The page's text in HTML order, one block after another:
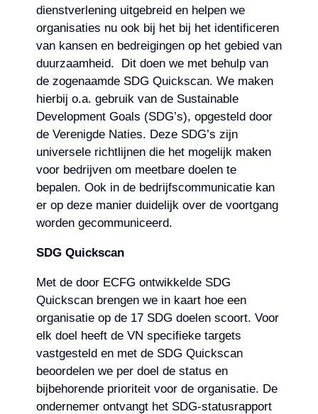
dienstverlening uitgebreid en helpen we
organisaties nu ook bij het bij het identificeren
van kansen en bedreigingen op het gebied van
duurzaamheid. Dit doen we met behulp van
de zogenaamde SDG Quickscan. We maken
hierbij o.a. gebruik van de Sustainable
Development Goals (SDG’s), opgesteld door
de Verenigde Naties. Deze SDG’s zijn
universele richtlijnen die het mogelijk maken
voor bedrijven om meetbare doelen te
bepalen. Ook in de bedrijfscommunicatie kan
er op deze manier duidelijk over de voortgang
worden gecommuniceerd.
SDG Quickscan
Met de door ECFG ontwikkelde SDG
Quickscan brengen we in kaart hoe een
organisatie op de 17 SDG doelen scoort. Voor
elk doel heeft de VN specifieke targets
vastgesteld en met de SDG Quickscan
beoordelen we per doel de status en
bijbehorende prioriteit voor de organisatie. De
ondernemer ontvangt het SDG-statusrapport